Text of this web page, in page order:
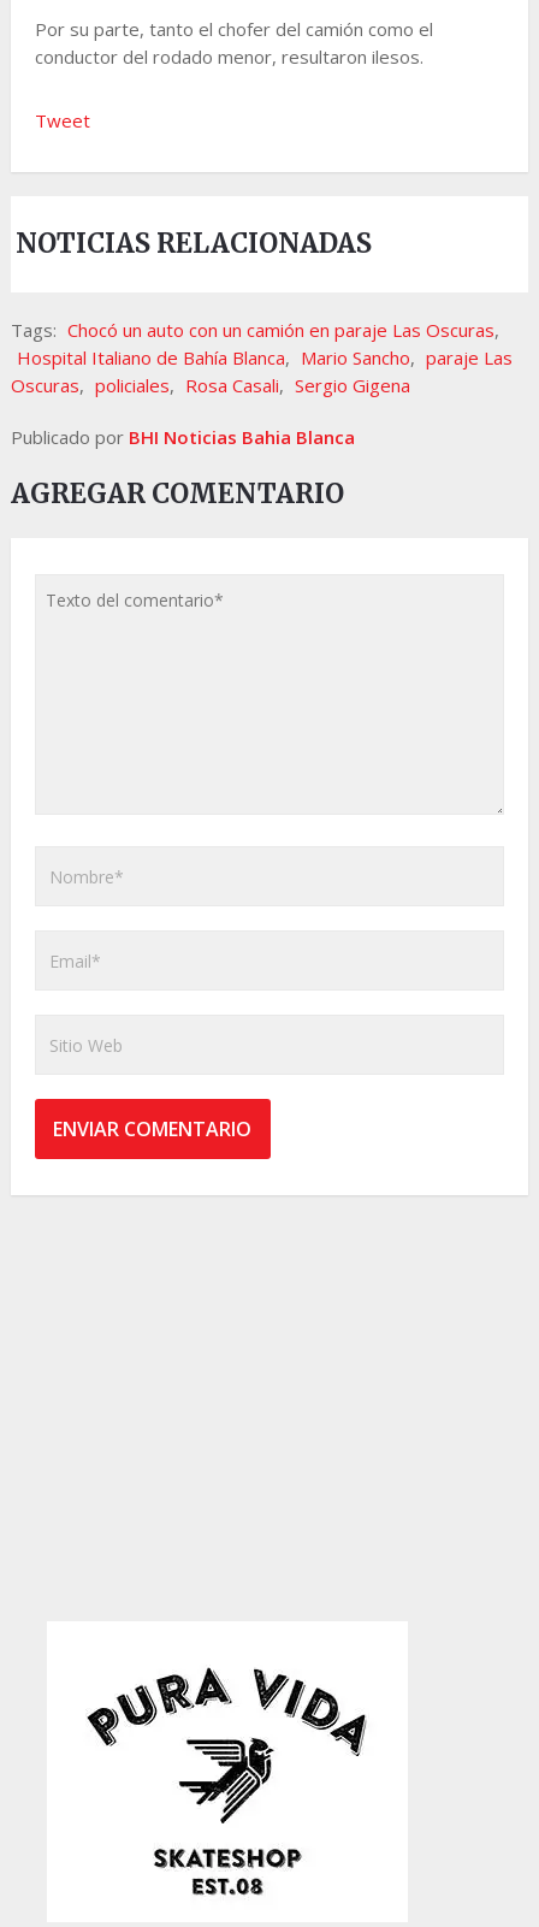
Por su parte, tanto el chofer del camión como el
conductor del rodado menor, resultaron ilesos.
Tweet
NOTICIAS RELACIONADAS
Tags: Chocó un auto con un camión en paraje Las Oscuras,
Hospital Italiano de Bahía Blanca, Mario Sancho, paraje Las
Oscuras, policiales, Rosa Casali, Sergio Gigena
Publicado por BHI Noticias Bahia Blanca
AGREGAR COMENTARIO